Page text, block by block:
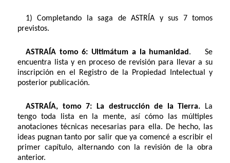
1) Completando la saga de ASTRÍA y sus 7 tomos
previstos.
ASTRAÍA tomo 6: Ultimátum a la humanidad . Se
encuentra lista y en proceso de revisión para llevar a su
inscripción en el Registro de la Propiedad Intelectual y
posterior publicación.
ASTRAÍA, tomo 7: La destrucción de la Tierra.
La
tengo toda lista en la mente, así cómo las múltiples
anotaciones técnicas necesarias para ella. De hecho, las
ideas pugnan tanto por salir que ya comencé a escribir el
primer capítulo, alternando con la revisión de la obra
anterior.